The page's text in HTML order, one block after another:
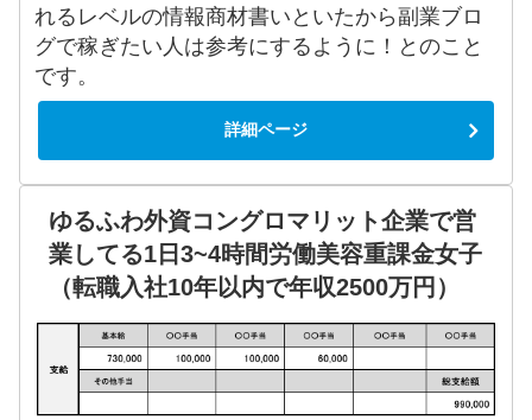
れるレベルの情報商材書いといたから副業ブロ
グで稼ぎたい人は参考にするように！とのこと
です。
詳細ページ
ゆるふわ外資コングロマリット企業で営
業してる1日3~4時間労働美容重課金女子
（転職入社10年以内で年収2500万円）